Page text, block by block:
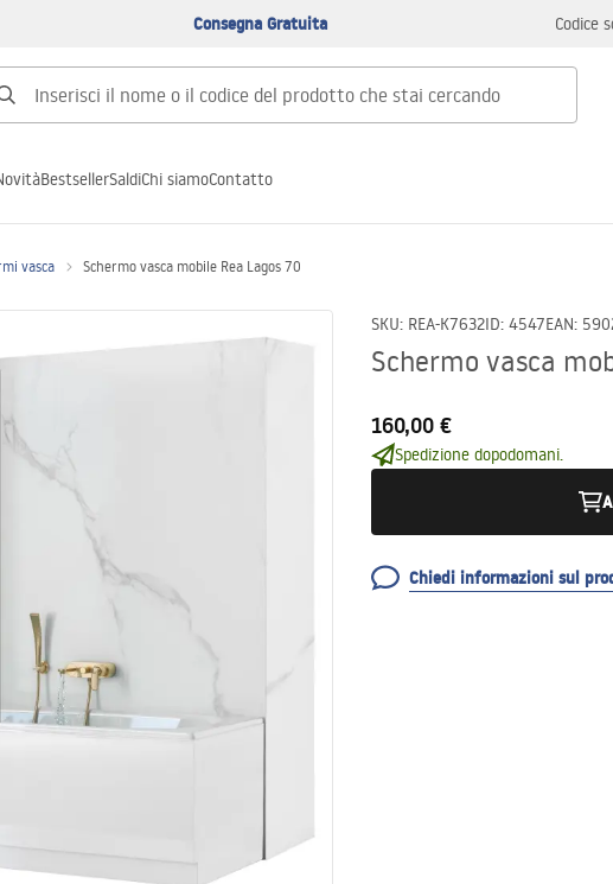
Consegna Gratuita Codice
BestsellerSaldiChi siamoContatto
vasca Schermo vasca mobile Rea Lagos 70
SKU: REA-K7632ID: 4547EAN:
Schermo vasca
160,00 €
Spedizione dopodomani.
Chiedi informazioni sul